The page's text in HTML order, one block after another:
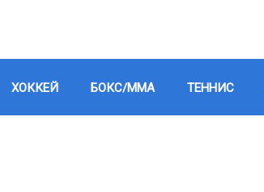
ХОККЕЙ БОКС/ММА ТЕННИС